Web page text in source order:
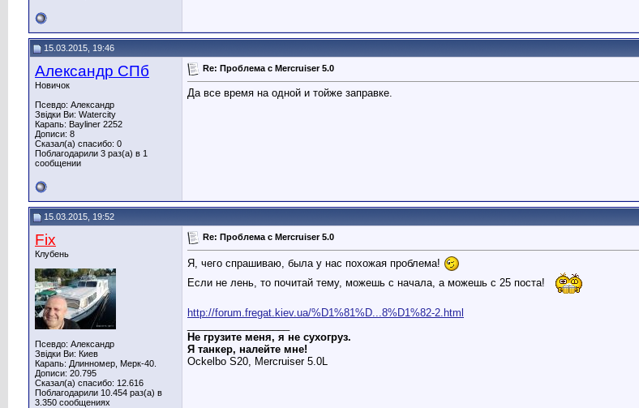
15.03.2015, 19:46
Александр СПб
Новичок
Псевдо: Александр
Звідки Ви: Watercity
Карапь: Bayliner 2252
Дописи: 8
Сказал(а) спасибо: 0
Поблагодарили 3 раз(а) в 1
сообщении
Re: Проблема с Mercruiser 5.0
Да все время на одной и тойже заправке.
15.03.2015, 19:52
Fix
Клубень
Псевдо: Александр
Звідки Ви: Киев
Карапь: Длинномер, Мерк-40.
Дописи: 20.795
Сказал(а) спасибо: 12.616
Поблагодарили 10.454 раз(а) в
3.350 сообщениях
Re: Проблема с Mercruiser 5.0
Я, чего спрашиваю, была у нас похожая проблема!
Если не лень, то почитай тему, можешь с начала, а можешь с 25 поста!
http://forum.fregat.kiev.ua/%D1%81%D...8%D1%82-2.html
Не грузите меня, я не сухогруз.
Я танкер, налейте мне!
Ockelbo S20, Mercruiser 5.0L